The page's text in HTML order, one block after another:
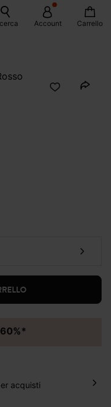
Account Carrello
acquisti